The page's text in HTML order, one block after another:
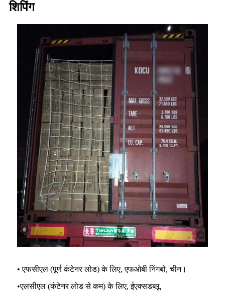
शिपिंग
• एफसीएल (पूर्ण कंटेनर लोड) के लिए, एफओबी निंगबो, चीन।
•एलसीएल (कंटेनर लोड से कम) के लिए, ईएक्सडब्लू.